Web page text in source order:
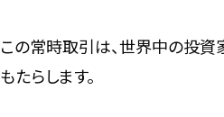
この常時取引は、世界中の投資
もたらします。